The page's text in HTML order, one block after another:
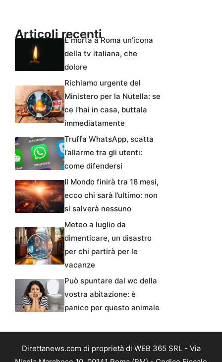
Articoli recentiÈ morta a Roma un’icona
della tv italiana, che
dolore
Richiamo urgente del
Ministero per la Nutella: se
ce l’hai in casa, buttala
immediatamente
Truffa WhatsApp, scatta
l’allarme tra gli utenti:
come difendersi
Il Mondo finirà tra 18 mesi,
ecco chi sarà l’ultimo: non
si salverà nessuno
Meteo a luglio da
dimenticare, un disastro
per chi partirà per le
vacanze
Può spuntare dal wc della
vostra abitazione: è
panico per questo animale
Direttanews.com di proprietà di WEB 365 SRL - Via